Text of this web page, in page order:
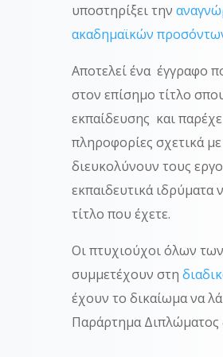
υποστηρίξει την
ακαδημαϊκών
Αποτελεί ένα έγγραφο
στον επίσημο τίτλο
εκπαίδευσης και
πληροφορίες σχετικά
διευκολύνουν τους
εκπαιδευτικά ιδρύματα
τίτλο που έχετε.
Οι πτυχιούχοι όλων
συμμετέχουν στη
έχουν το δικαίωμα να
Παράρτημα Διπλώματος